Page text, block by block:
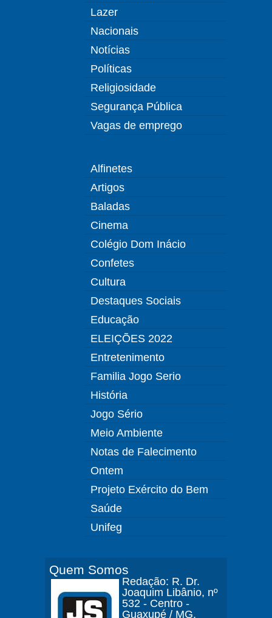
Lazer
Nacionais
Notícias
Políticas
Religiosidade
Segurança Pública
Vagas de emprego
Alfinetes
Artigos
Baladas
Cinema
Colégio Dom Inácio
Confetes
Cultura
Destaques Sociais
Educação
ELEIÇÕES 2022
Entretenimento
Familia Jogo Serio
História
Jogo Sério
Meio Ambiente
Notas de Falecimento
Ontem
Projeto Exército do Bem
Saúde
Unifeg
Quem Somos
Redação: R. Dr.
Joaquim Libânio, nº
532 - Centro -
Guaxupé / MG.